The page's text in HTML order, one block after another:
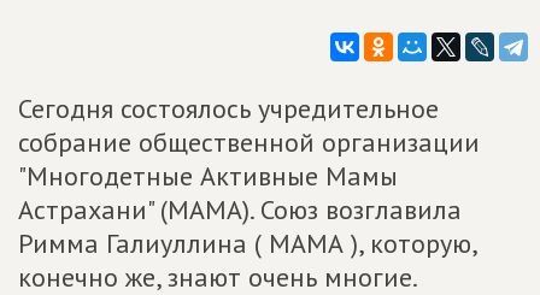
Сегодня состоялось учредительное
собрание общественной организации
"Многодетные Активные Мамы
Астрахани" (МАМА). Союз возглавила
Римма Галиуллина ( МАМА ), которую,
конечно же, знают очень многие.